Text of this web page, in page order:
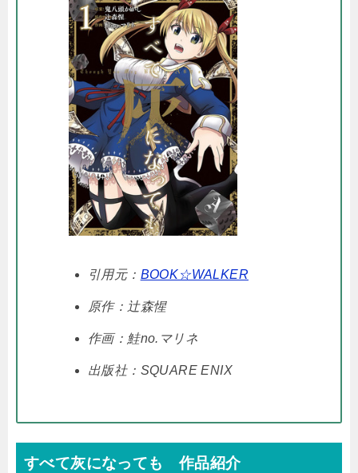
引用元： BOOK☆WALKER
原作：辻森惺
作画：鮭no.マリネ
出版社：SQUARE ENIX
すべて灰になっても 作品紹介